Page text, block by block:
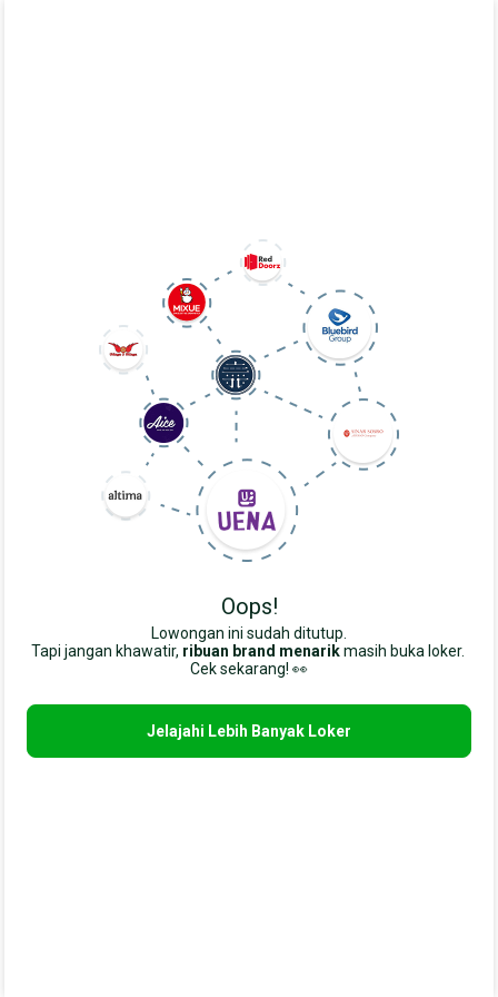
Oops!
Lowongan ini sudah ditutup.
Tapi jangan khawatir, ribuan brand menarik masih buka loker.
Cek sekarang! 👀
Jelajahi Lebih Banyak Loker